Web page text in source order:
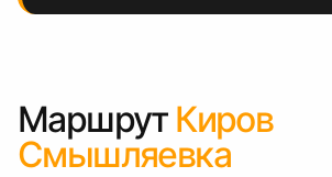
Маршрут Киров
Смышляевка